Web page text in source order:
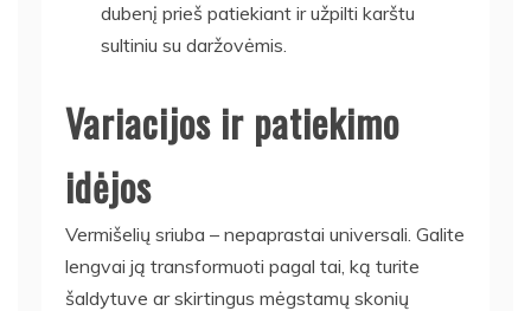
dubenį prieš patiekiant ir užpilti karštu
sultiniu su daržovėmis.
Variacijos ir patiekimo
idėjos
Vermišelių sriuba – nepaprastai universali. Galite
lengvai ją transformuoti pagal tai, ką turite
šaldytuve ar skirtingus mėgstamų skonių